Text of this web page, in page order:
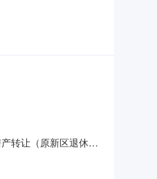
转让（原新区退休职